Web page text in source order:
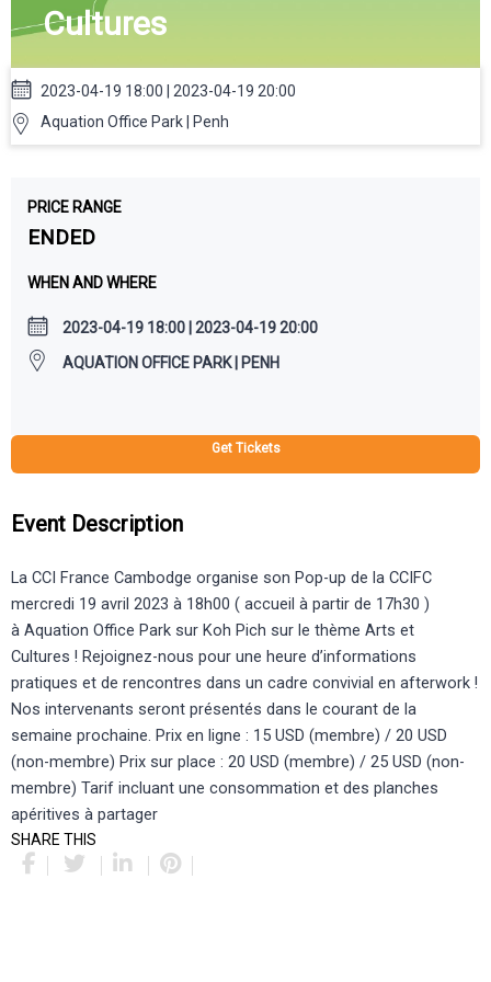
Cultures
2023-04-19 18:00 | 2023-04-19 20:00
Aquation Office Park | Penh
PRICE RANGE
ENDED
WHEN AND WHERE
2023-04-19 18:00 | 2023-04-19 20:00
AQUATION OFFICE PARK | PENH
Get Tickets
Event Description
La CCI France Cambodge organise son Pop-up de la CCIFC
mercredi 19 avril 2023 à 18h00 ( accueil à partir de 17h30 )
à Aquation Office Park sur Koh Pich sur le thème Arts et
Cultures ! Rejoignez-nous pour une heure d’informations
pratiques et de rencontres dans un cadre convivial en afterwork !
Nos intervenants seront présentés dans le courant de la
semaine prochaine. Prix en ligne : 15 USD (membre) / 20 USD
(non-membre) Prix sur place : 20 USD (membre) / 25 USD (non-
membre) Tarif incluant une consommation et des planches
apéritives à partager
SHARE THIS